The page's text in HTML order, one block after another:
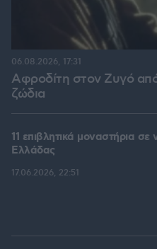
Αφροδίτη στον Ζυγό
ζώδια
06.08.2026, 17:31
11 επιβλητικά μοναστήρια σε
Ελλάδας
17.06.2026, 22:51